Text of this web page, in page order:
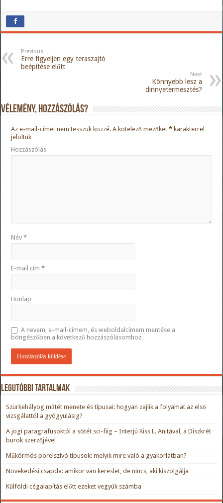
Previous
Erre figyeljen egy teraszajtó
beépítése előtt
Next
Könnyebb lesz a
dinnyetermesztés?
Vélemény, hozzászólás?
Az e-mail-címet nem tesszük közzé. A kötelező mezőket* karakterrel
jelöltük
Hozzászólás
Név*
E-mail cím*
Honlap
A nevem, e-mail-címem, és weboldalcímem mentése a
böngészőben a következő hozzászólásomhoz.
Legutóbbi tartalmak
Szürkehályog műtét menete és típusai: hogyan zajlik a folyamat az első
vizsgálattól a gyógyulásig?
A jogi paragrafusoktól a sötét sci-fiig – Interjú Kiss L. Anitával, a Diszkrét
burok szerzőjével
Műkörmös porelszívó típusok: melyik mire való a gyakorlatban?
Növekedési csapda: amikor van kereslet, de nincs, aki kiszolgálja
Külföldi cégalapítás előtt ezeket vegyük számba